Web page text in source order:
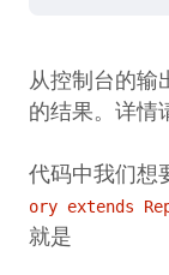
从控制台的输
的结果。详情
代码中我们想
ory extends
就是